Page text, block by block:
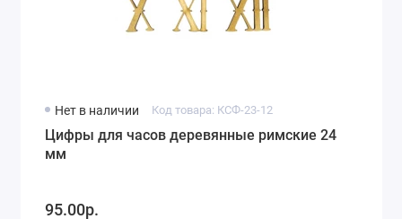
Нет в наличии Код товара: КСФ-23-12
Цифры для часов деревянные римские 24
мм
95.00р.